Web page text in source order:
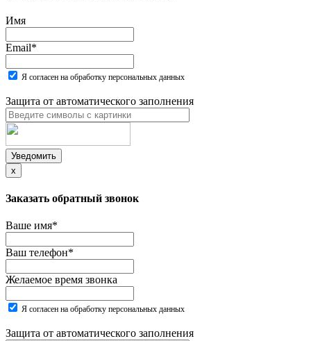
Имя
Email*
Я согласен на обработку персональных данных
Защита от автоматического заполнения
Уведомить
x
Заказать обратный звонок
Ваше имя*
Ваш телефон*
Желаемое время звонка
Я согласен на обработку персональных данных
Защита от автоматического заполнения